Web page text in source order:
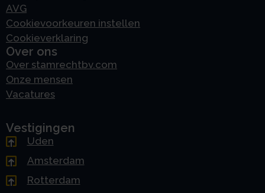
AVG
Cookievoorkeuren instellen
Cookieverklaring
Over ons
Over stamrechtbv.com
Onze mensen
Vacatures
Vestigingen
Uden
Amsterdam
Rotterdam